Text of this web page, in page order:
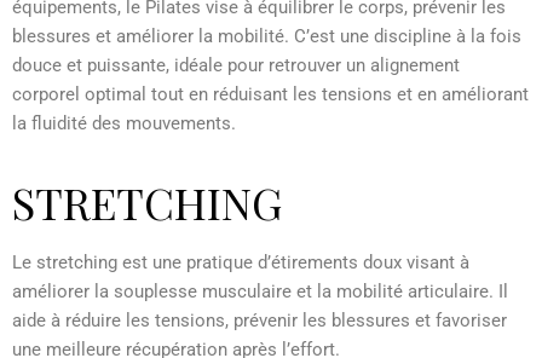
équipements, le Pilates vise à équilibrer le corps, prévenir les
blessures et améliorer la mobilité. C’est une discipline à la fois
douce et puissante, idéale pour retrouver un alignement
corporel optimal tout en réduisant les tensions et en améliorant
la fluidité des mouvements.
STRETCHING
Le stretching est une pratique d’étirements doux visant à
améliorer la souplesse musculaire et la mobilité articulaire. Il
aide à réduire les tensions, prévenir les blessures et favoriser
une meilleure récupération après l’effort.